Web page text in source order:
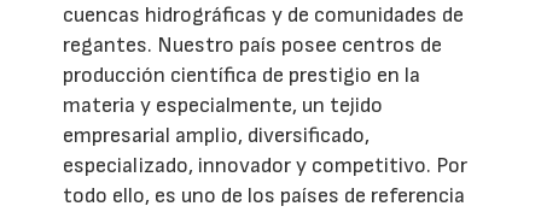
cuencas hidrográficas y de comunidades de
regantes. Nuestro país posee centros de
producción científica de prestigio en la
materia y especialmente, un tejido
empresarial amplio, diversificado,
especializado, innovador y competitivo. Por
todo ello, es uno de los países de referencia